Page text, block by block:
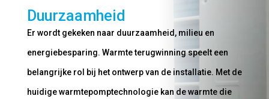
Duurzaamheid
Er wordt gekeken naar duurzaamheid, milieu en
energiebesparing. Warmte terugwinning speelt een
belangrijke rol bij het ontwerp van de installatie. Met de
huidige warmtepomptechnologie kan de warmte die